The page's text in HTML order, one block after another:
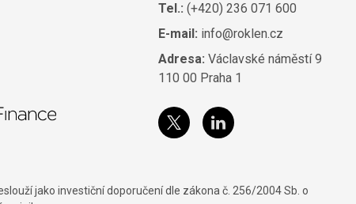
Tel.: (+420) 236 071 600
E-mail: info@roklen.cz
Adresa: Václavské náměstí 9
110 00 Praha 1
jako investiční doporučení dle zákona č. 256/2004 Sb. o